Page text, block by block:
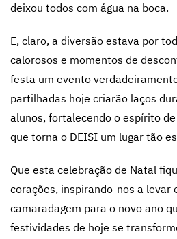
deixou todos com água na boca.
E, claro, a diversão estava por
calorosos e momentos de
festa um evento
partilhadas hoje criarão laços
alunos, fortalecendo o espírito
que torna o DEISI um lugar tão
Que esta celebração de Natal
corações, inspirando-nos a levar
camaradagem para o novo ano
festividades de hoje se